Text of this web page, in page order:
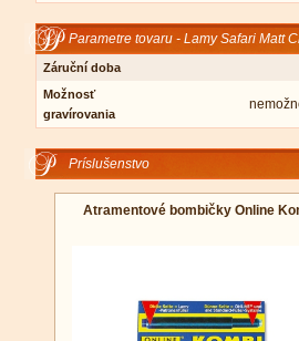
Parametre tovaru - Lamy Safari Matt
Záruční doba
Možnosť
gravírovania
Príslušenstvo
Atramentové bombičky Online